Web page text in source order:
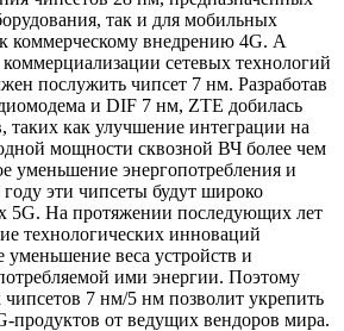
так и для мобильных
коммерческому внедрению 4G. А
сетевых технологий
послужить чипсет 7 нм. Разработав
и DIF 7 нм, ZTE добилась
таких как улучшение интеграции на
мощности сквозной ВЧ более чем
уменьшение энергопотребления и
эти чипсеты будут широко
5G. На протяжении последующих лет
технологических инноваций
уменьшение веса устройств и
ими энергии. Поэтому
чипсетов 7 нм/5 нм позволит укрепить
продуктов от ведущих вендоров мира.